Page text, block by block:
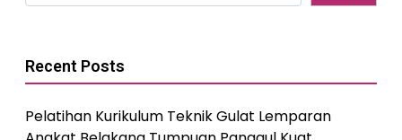
Recent Posts
Pelatihan Kurikulum Teknik Gulat Lemparan